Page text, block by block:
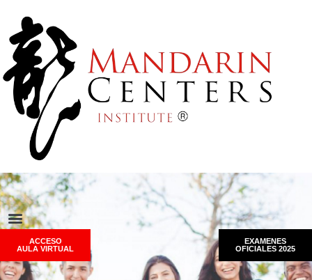
ACCESO
AULA VIRTUAL
EXAMENES
OFICIALES 2025